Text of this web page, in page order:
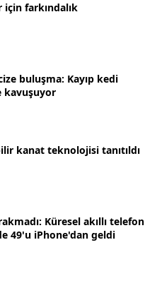
için farkındalık
buluşma: Kayıp kedi
kavuşuyor
kanat teknolojisi tanıtıldı
Küresel akıllı telefon
49'u iPhone'dan geldi